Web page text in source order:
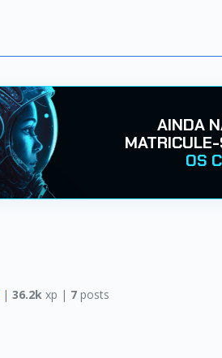
AINDA
OS
| 36.2k xp | 7posts